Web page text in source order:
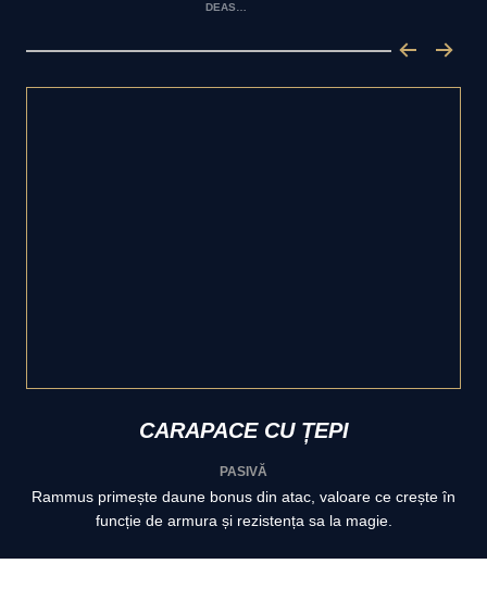
CARAPACE CU ȚEPI
PASIVĂ
Rammus primește daune bonus din atac, valoare ce crește în
funcție de armura și rezistența sa la magie.